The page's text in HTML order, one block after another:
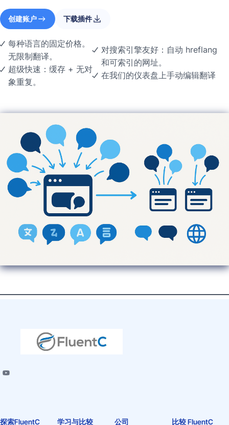
创建账户 下载插件
每种语言的固定价格。
无限制翻译。
超级快速：缓存 + 无对
象重复。
对搜索引擎友好：自动 hreflang
和可索引的网址。
在我们的仪表盘上手动编辑翻译
探索FluentC 学习与比较 公司 比较 FluentC